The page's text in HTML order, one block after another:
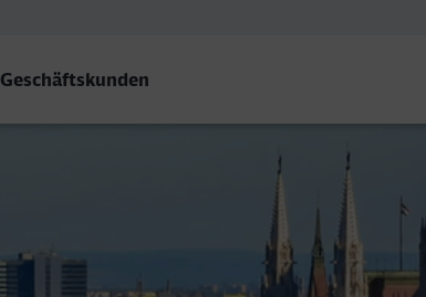
Geschäftskunden